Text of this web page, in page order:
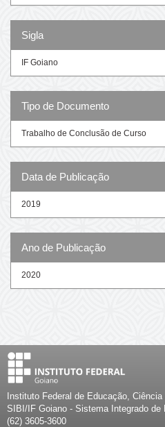
Sigla
IF Goiano
Tipo de Documento
Trabalho de Conclusão de Curso
Data de Publicação
2019
Ano de Publicação
2020
Instituto Federal de Educação, Ciência
SIBI/IF Goiano - Sistema Integrado de
(62) 3605-3600